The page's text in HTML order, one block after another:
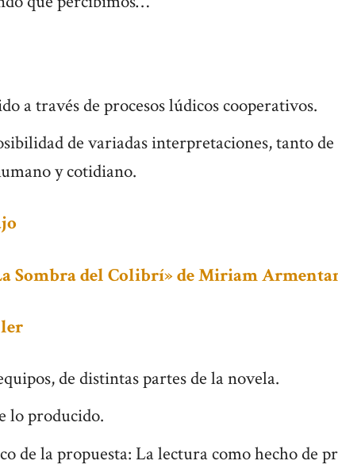
a través de procesos lúdicos cooperativos.
de variadas interpretaciones, tanto
y cotidiano.
Sombra del Colibrí» de Miriam
de distintas partes de la novela.
lo producido.
de la propuesta: La lectura como hecho de